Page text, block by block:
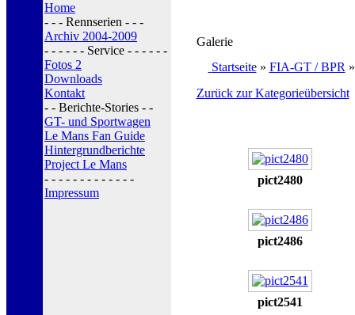
Home
- - - Rennserien - - -
Archiv 2004-2009
- - - - - - Service - - - - - -
Fotos 2
Downloads
Kontakt
- - Berichte-Stories - -
GT- und Sportwagen
Le Mans Fan Guide
Hintergrundberichte
Project Le Mans
- - - - - - - - - - - - -
Impressum
Galerie
Startseite» FIA-GT / BPR
Zurück zur Kategorieübersicht
pict2480
pict2486
pict2541